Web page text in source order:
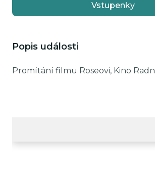
Vstupenky
Popis události
Promítání filmu Roseovi, Kino